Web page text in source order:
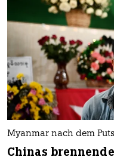
Myanmar nach dem
Chinas